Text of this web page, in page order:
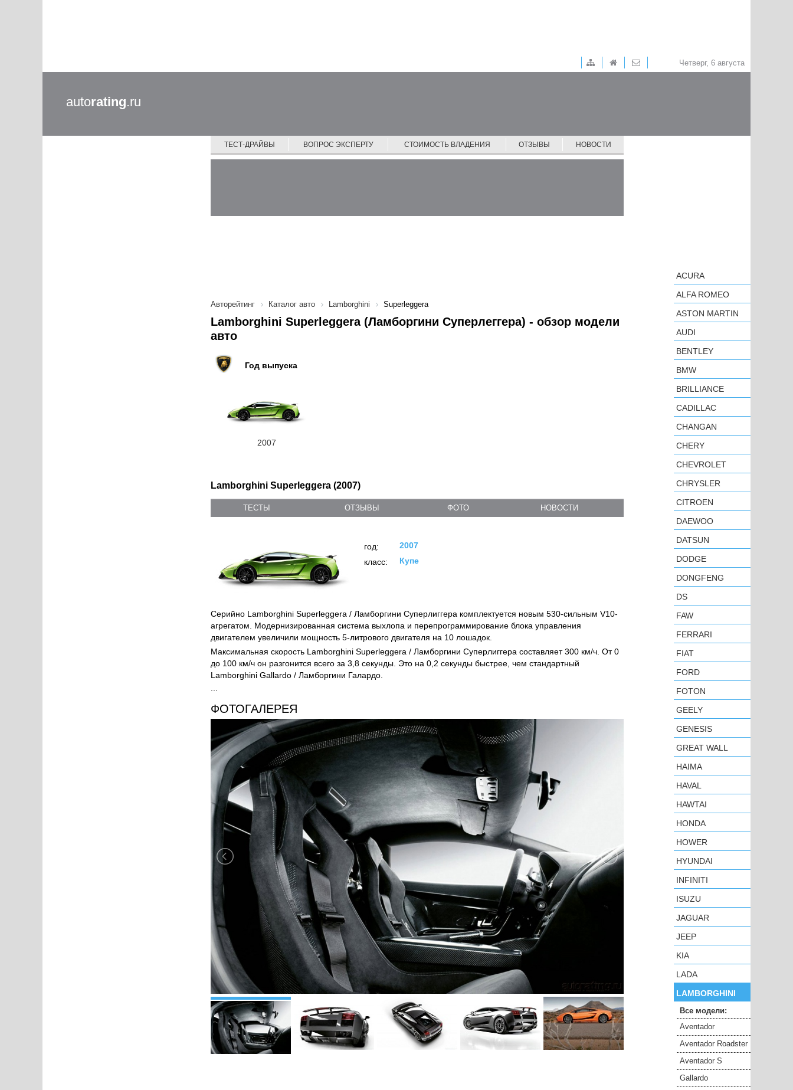
Четверг, 6 августа
autorating.ru
ТЕСТ-ДРАЙВЫ ВОПРОС ЭКСПЕРТУ СТОИМОСТЬ ВЛАДЕНИЯ ОТЗЫВЫ НОВОСТИ
Авторейтинг Каталог авто Lamborghini Superleggera
Lamborghini Superleggera (Ламборгини Суперлеггера) - обзор модели
авто
Год выпуска
2007
Lamborghini Superleggera (2007)
ТЕСТЫ ОТЗЫВЫ ФОТО НОВОСТИ
год:
2007
класс:
Купе
Серийно Lamborghini Superleggera / Ламборгини Суперлиггера комплектуется новым 530-сильным V10-
агрегатом. Модернизированная система выхлопа и перепрограммирование блока управления
двигателем увеличили мощность 5-литрового двигателя на 10 лошадок.
Максимальная скорость Lamborghini Superleggera / Ламборгини Суперлиггера составляет 300 км/ч. От 0
до 100 км/ч он разгонится всего за 3,8 секунды. Это на 0,2 секунды быстрее, чем стандартный
Lamborghini Gallardo / Ламборгини Галардо.
ФОТОГАЛЕРЕЯ
ACURA
ALFA ROMEO
ASTON MARTIN
AUDI
BENTLEY
BMW
BRILLIANCE
CADILLAC
CHANGAN
CHERY
CHEVROLET
CHRYSLER
CITROEN
DAEWOO
DATSUN
DODGE
DONGFENG
DS
FAW
FERRARI
FIAT
FORD
FOTON
GEELY
GENESIS
GREAT WALL
HAIMA
HAVAL
HAWTAI
HONDA
HOWER
HYUNDAI
INFINITI
ISUZU
JAGUAR
JEEP
KIA
LADA
LAMBORGHINI
Все модели:
Aventador
Aventador Roadster
Aventador S
Gallardo